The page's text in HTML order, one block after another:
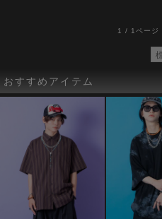
1 / 1ページ
おすすめアイテム